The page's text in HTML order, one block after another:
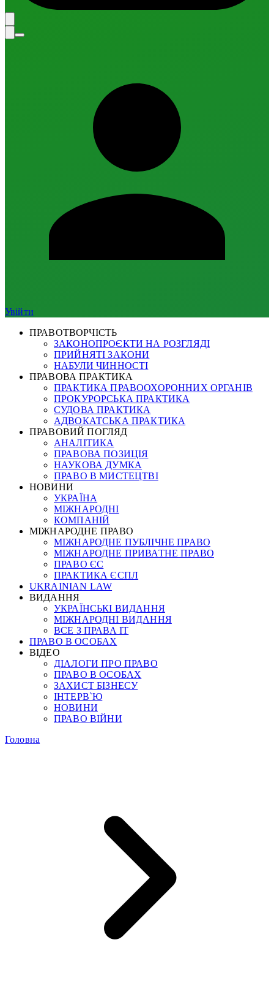
Увійти
ПРАВОТВОРЧІСТЬ
ЗАКОНОПРОЄКТИ НА РОЗГЛЯДІ
ПРИЙНЯТІ ЗАКОНИ
НАБУЛИ ЧИННОСТІ
ПРАВОВА ПРАКТИКА
ПРАКТИКА ПРАВООХОРОННИХ ОРГАНІВ
ПРОКУРОРСЬКА ПРАКТИКА
СУДОВА ПРАКТИКА
АДВОКАТСЬКА ПРАКТИКА
ПРАВОВИЙ ПОГЛЯД
АНАЛІТИКА
ПРАВОВА ПОЗИЦІЯ
НАУКОВА ДУМКА
ПРАВО В МИСТЕЦТВІ
НОВИНИ
УКРАЇНА
МІЖНАРОДНІ
КОМПАНІЙ
МІЖНАРОДНЕ ПРАВО
МІЖНАРОДНЕ ПУБЛІЧНЕ ПРАВО
МІЖНАРОДНЕ ПРИВАТНЕ ПРАВО
ПРАВО ЄС
ПРАКТИКА ЄСПЛ
UKRAINIAN LAW
ВИДАННЯ
УКРАЇНСЬКІ ВИДАННЯ
МІЖНАРОДНІ ВИДАННЯ
ВСЕ З ПРАВА ІТ
ПРАВО В ОСОБАХ
ВІДЕО
ДІАЛОГИ ПРО ПРАВО
ПРАВО В ОСОБАХ
ЗАХИСТ БІЗНЕСУ
ІНТЕРВ`Ю
НОВИНИ
ПРАВО ВІЙНИ
Головна